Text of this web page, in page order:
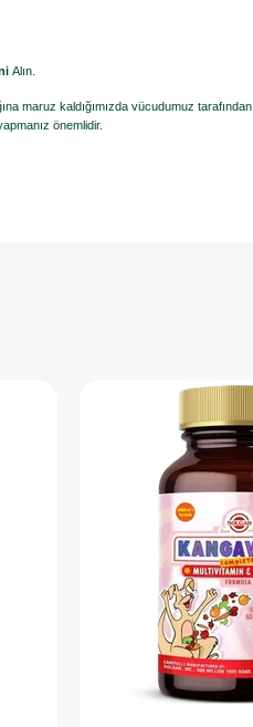
Alın.
maruz kaldığımızda vücudumuz
önemlidir.